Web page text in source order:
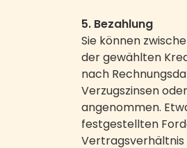
5. Bezahlung
Sie können
der gewählten
nach
Verzugszinsen
angenommen.
festgestellten
Vertragsverhältnis